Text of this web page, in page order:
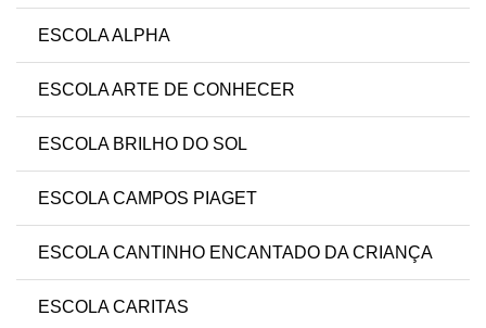
ESCOLA ALPHA
ESCOLA ARTE DE CONHECER
ESCOLA BRILHO DO SOL
ESCOLA CAMPOS PIAGET
ESCOLA CANTINHO ENCANTADO DA CRIANÇA
ESCOLA CARITAS